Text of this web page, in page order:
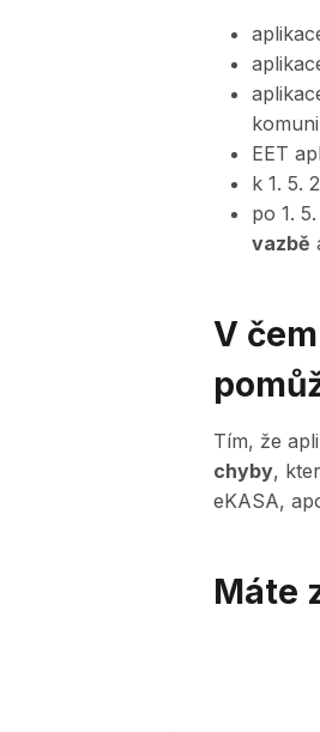
EET
k 1. 5.
po 1.
vazbě
V
Tím, že
chyby,
eKASA,
Máte